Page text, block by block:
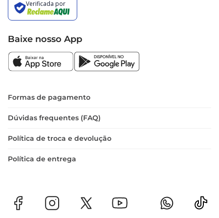
Baixe nosso App
Formas de pagamento
Dúvidas frequentes (FAQ)
Política de troca e devolução
Política de entrega